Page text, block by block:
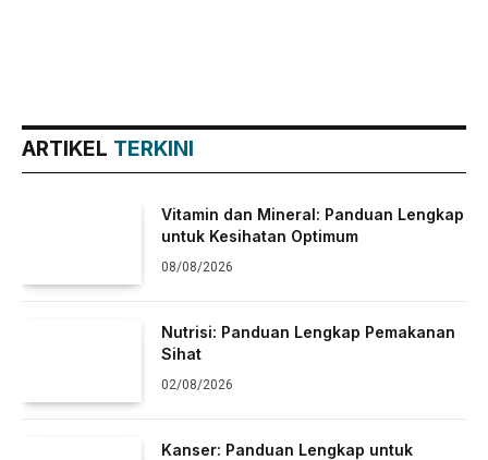
ARTIKEL TERKINI
Vitamin dan Mineral: Panduan Lengkap
untuk Kesihatan Optimum
08/08/2026
Nutrisi: Panduan Lengkap Pemakanan
Sihat
02/08/2026
Kanser: Panduan Lengkap untuk